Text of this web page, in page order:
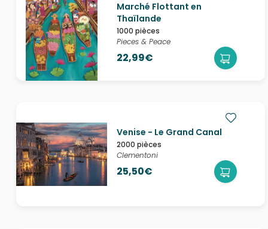
Marché Flottant en
Thaïlande
1000 pièces
Pieces & Peace
22,99€
Venise - Le Grand Canal
2000 pièces
Clementoni
25,50€